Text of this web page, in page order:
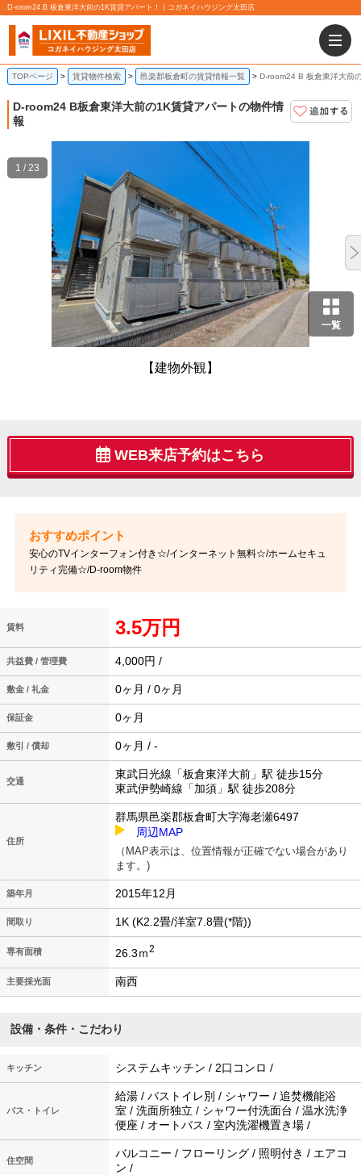
D-room24 B 板倉東洋大前の1K賃貸アパート！｜コガネイハウジング太田店
TOPページ 賃貸物件検索 邑楽郡板倉町の賃貸情報一覧 D-room24 B 板倉東洋大前
D-room24 B板倉東洋大前の1K賃貸アパートの物件情
報
一覧
【建物外観】
1 / 23
WEB来店予約はこちら
安心のTVインターフォン付き☆/インターネット無料☆/ホームセキュ
リティ完備☆/D-room物件
賃料 3.5万円
共益費 / 管理費 4,000円 /
敷金 / 礼金 0ヶ月 / 0ヶ月
保証金 0ヶ月
敷引 / 償却 0ヶ月 / -
交通
東武日光線「板倉東洋大前」駅 徒歩15分
東武伊勢崎線「加須」駅 徒歩208分
住所
群馬県邑楽郡板倉町大字海老瀬6497
周辺MAP
（MAP表示は、位置情報が正確でない場合があり
ます。)
築年月 2015年12月
間取り 1K (K2.2畳/洋室7.8畳(*階))
専有面積 26.3ｍ2
主要採光面 南西
設備・条件・こだわり
キッチン システムキッチン / 2口コンロ /
バス・トイレ
給湯 / バストイレ別 / シャワー / 追焚機能浴
室 / 洗面所独立 / シャワー付洗面台 / 温水洗浄
便座 / オートバス / 室内洗濯機置き場 /
住空間
バルコニー / フローリング / 照明付き / エアコ
ン /